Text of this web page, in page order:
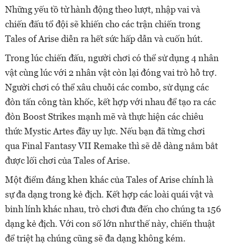
Những yếu tồ từ hành động theo lượt, nhập vai và
chiến đấu tổ đội sẽ khiến cho các trận chiến trong
Tales of Arise diễn ra hết sức hấp dẫn và cuốn hút.
Trong lúc chiến đấu, người chơi có thể sử dụng 4 nhân
vật cùng lúc với 2 nhân vật còn lại đóng vai trò hỗ trợ.
Người chơi có thể xâu chuỗi các combo, sử dụng các
đòn tấn công tàn khốc, kết hợp với nhau để tạo ra các
đòn Boost Strikes mạnh mẽ và thực hiện các chiêu
thức Mystic Artes đầy uy lực. Nếu bạn đã từng chơi
qua Final Fantasy VII Remake thì sẽ dễ dàng nắm bắt
được lối chơi của Tales of Arise.
Một điểm đáng khen khác của Tales of Arise chính là
sự đa dạng trong kẻ địch. Kết hợp các loài quái vật và
binh lính khác nhau, trò chơi đưa đến cho chúng ta 156
dạng kẻ địch. Với con số lớn như thế này, chiến thuật
để triệt hạ chúng cũng sẽ đa dạng không kém.